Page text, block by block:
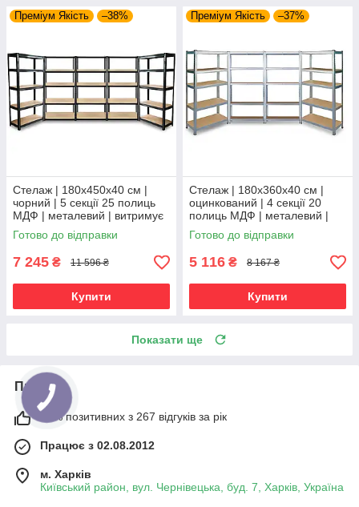
Преміум Якість –38%
Стелаж | 180х450х40 см |
чорний | 5 секції 25 полиць
МДФ | металевий | витримує
175 кг на полицю |
універсальний
Готово до відправки
7 245 ₴ 11 596 ₴
Купити
Преміум Якість –37%
Стелаж | 180х360х40 см |
оцинкований | 4 секції 20
полиць МДФ | металевий |
витримує 175 кг на полицю |
універсальний
Готово до відправки
5 116 ₴ 8 167 ₴
Купити
Показати ще
Про нас
98% позитивних з 267 відгуків за рік
Працює з 02.08.2012
м. Харків
Київський район, вул. Чернівецька, буд. 7, Харків, Україна